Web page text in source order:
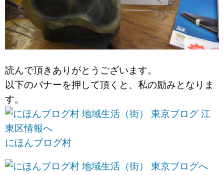
読んで頂きありがとうございます。
以下のバナーを押して頂くと、私の励みとなりま
す。
にほんブログ村